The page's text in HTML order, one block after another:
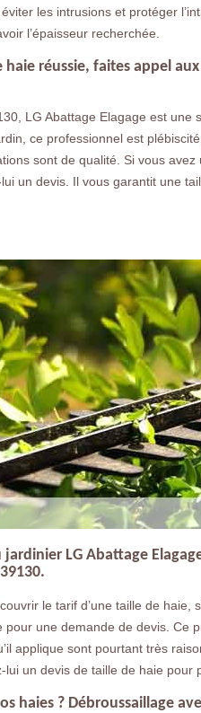
les intrusions et protéger
l’épaisseur recherchée.
réussie, faites appel
LG Abattage Elagage est
ce professionnel est
sont de qualité. Si vous
un devis. Il vous garantit une
jardinier LG Abattage
le tarif d’une taille de
pour une demande de devis. Ce
applique sont pourtant très
un devis de taille de haie pour
haies ? Débroussaillage